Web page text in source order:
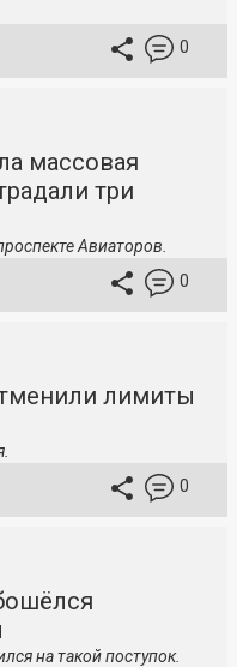
0
массовая
три
Авиаторов.
0
лимиты
0
на такой поступок.